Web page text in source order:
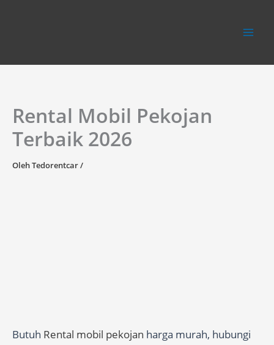
Rental Mobil Pekojan
Terbaik 2026
OlehTedorentcar/
Butuh Rental mobil pekojan harga murah, hubungi